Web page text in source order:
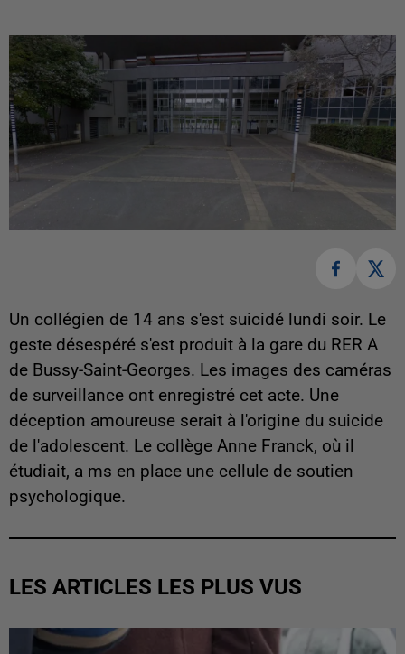
Un collégien de 14 ans s'est suicidé lundi soir. Le
geste désespéré s'est produit à la gare du RER A
de Bussy-Saint-Georges. Les images des caméras
de surveillance ont enregistré cet acte. Une
déception amoureuse serait à l'origine du suicide
de l'adolescent. Le collège Anne Franck, où il
étudiait, a ms en place une cellule de soutien
psychologique.
LES ARTICLES LES PLUS VUS